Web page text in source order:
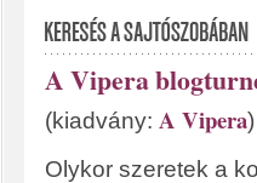
A Vipera
(kiadvány: A Vipera)
Olykor szeretek a